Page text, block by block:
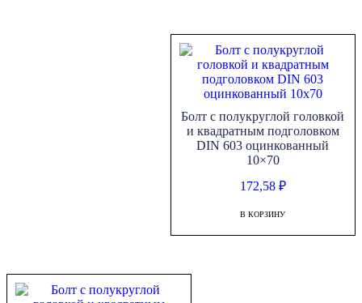
Болт с полукруглой головкой
и квадратным подголовком
DIN 603 оцинкованный
10×70
172,58 ₽
В КОРЗИНУ